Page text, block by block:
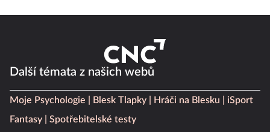
Další témata z našich webů
Moje Psychologie Blesk Tlapky Hráči na Blesku
iSport
Fantasy
Spotřebitelské testy